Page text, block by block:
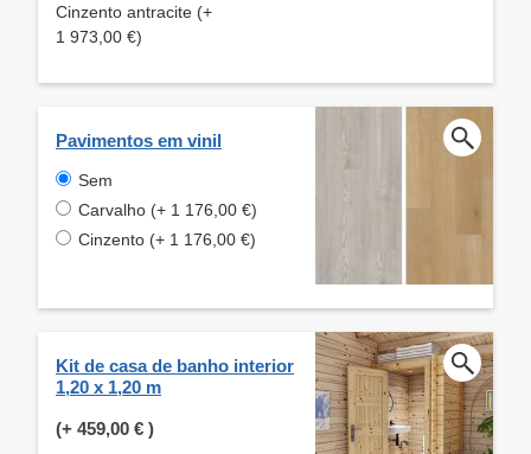
Cinzento antracite (+
1 973,00 €)
Pavimentos em vinil
Sem
Carvalho (+ 1 176,00 €)
Cinzento (+ 1 176,00 €)
Kit de casa de banho interior
1,20 x 1,20 m
(+ 459,00 € )